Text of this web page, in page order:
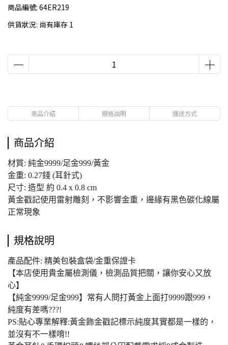
商品編號: 64ER219
供貨狀況: 尚有庫存 1
商品介紹 規格說明 運送方式
商品介紹
材質: 純金9999/足金999/黃金
金重: 0.27錢 (耳針式)
尺寸: 造型 約 0.4 x 0.8 cm
黃金戳記使用雷射雕刻，不影響金重，邊緣有黑色碳化線屬
正常現象
規格說明
產品配件: 精美包裝盒袋/金重保證卡
【本店使用貴金屬檢測儀，檢測品質把關，讓你安心又放
心】
【純金9999/足金999】常有人問打黃金上面打9999跟999，
純度有差嗎???!
PS:貼心專業解釋:黃金飾金戳記標示純度其實都是一樣的，
並沒有不一樣唷!!